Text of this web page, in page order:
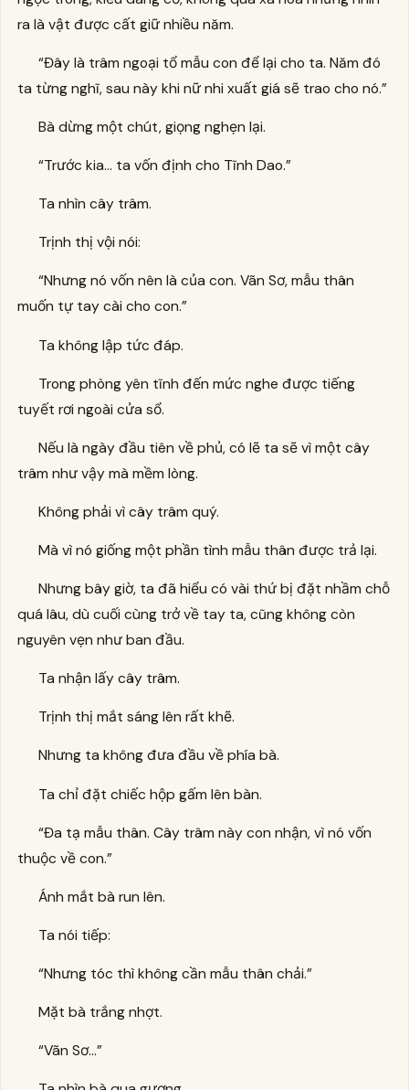
ra là vật được cất giữ nhiều năm.
“Đây là trâm ngoại tổ mẫu con để lại cho ta. Năm đó
ta từng nghĩ, sau này khi nữ nhi xuất giá sẽ trao cho nó.”
Bà dừng một chút, giọng nghẹn lại.
“Trước kia… ta vốn định cho Tĩnh Dao.”
Ta nhìn cây trâm.
Trịnh thị vội nói:
“Nhưng nó vốn nên là của con. Vãn Sơ, mẫu thân
muốn tự tay cài cho con.”
Ta không lập tức đáp.
Trong phòng yên tĩnh đến mức nghe được tiếng
tuyết rơi ngoài cửa sổ.
Nếu là ngày đầu tiên về phủ, có lẽ ta sẽ vì một cây
trâm như vậy mà mềm lòng.
Không phải vì cây trâm quý.
Mà vì nó giống một phần tình mẫu thân được trả lại.
Nhưng bây giờ, ta đã hiểu có vài thứ bị đặt nhầm chỗ
quá lâu, dù cuối cùng trở về tay ta, cũng không còn
nguyên vẹn như ban đầu.
Ta nhận lấy cây trâm.
Trịnh thị mắt sáng lên rất khẽ.
Nhưng ta không đưa đầu về phía bà.
Ta chỉ đặt chiếc hộp gấm lên bàn.
“Đa tạ mẫu thân. Cây trâm này con nhận, vì nó vốn
thuộc về con.”
Ánh mắt bà run lên.
Ta nói tiếp:
“Nhưng tóc thì không cần mẫu thân chải.”
Mặt bà trắng nhợt.
“Vãn Sơ…”